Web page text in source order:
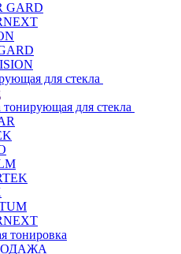
GARD
для стекла
для стекла
тонировка